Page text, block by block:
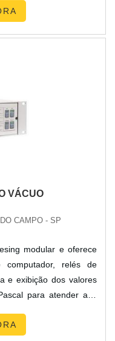
em uma organização
ótima qualidade e
que passam
futuros para os
evitar prejuízos com
é possível poupar
quando pensamos
e serviços de
são: Equipe técnica
experiência na área
Escritório de alta
atividades; Sala de
VÁCUO
CAMPO - SP
modular e oferece
computador, relés de
e exibição dos valores
para atender aos